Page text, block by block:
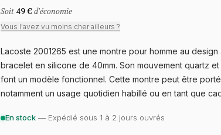
Soit 49 € d'économie
Vous l'avez vu moins cher ailleurs ?
Lacoste 2001265 est une montre pour homme au
bracelet en silicone de 40mm. Son mouvement quartz
font un modèle fonctionnel. Cette montre peut être
notamment un usage quotidien habillé ou en tant que
En stock — Expédié sous 1 à 2 jours ouvrés